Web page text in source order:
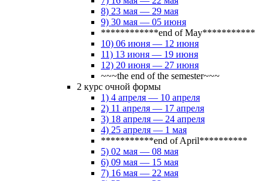
8) 23 мая — 29 мая
9) 30 мая — 05 июня
************end of May***********
10) 06 июня — 12 июня
11) 13 июня — 19 июня
12) 20 июня — 27 июня
~~~the end of the semester~~~
2 курс очной формы
1) 4 апреля — 10 апреля
2) 11 апреля — 17 апреля
3) 18 апреля — 24 апреля
4) 25 апреля — 1 мая
***********end of April**********
5) 02 мая — 08 мая
6) 09 мая — 15 мая
7) 16 мая — 22 мая